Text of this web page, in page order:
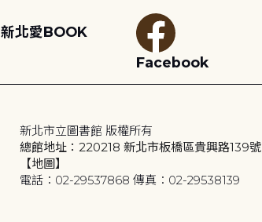
新北愛BOOK
Facebook
新北市立圖書館 版權所有
總館地址：220218 新北市板橋區貴興路139號
【地圖】
電話：02-29537868 傳真：02-29538139